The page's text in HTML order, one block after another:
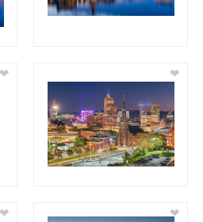
❤ ❤
❤ ❤